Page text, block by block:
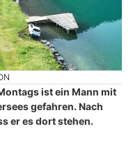
ist ein Mann mit
gefahren. Nach
er es dort stehen.